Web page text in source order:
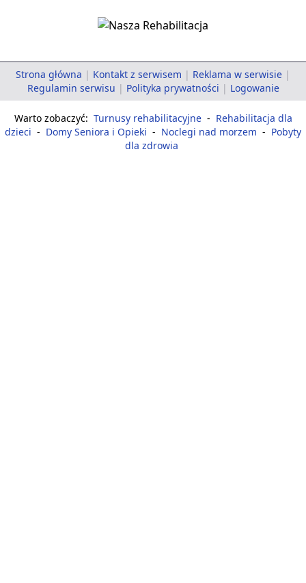
Strona główna | Kontakt z serwisem | Reklama w serwisie |
Regulamin serwisu | Polityka prywatności | Logowanie
Warto zobaczyć: Turnusy rehabilitacyjne - Rehabilitacja dla
dzieci - Domy Seniora i Opieki - Noclegi nad morzem - Pobyty
dla zdrowia